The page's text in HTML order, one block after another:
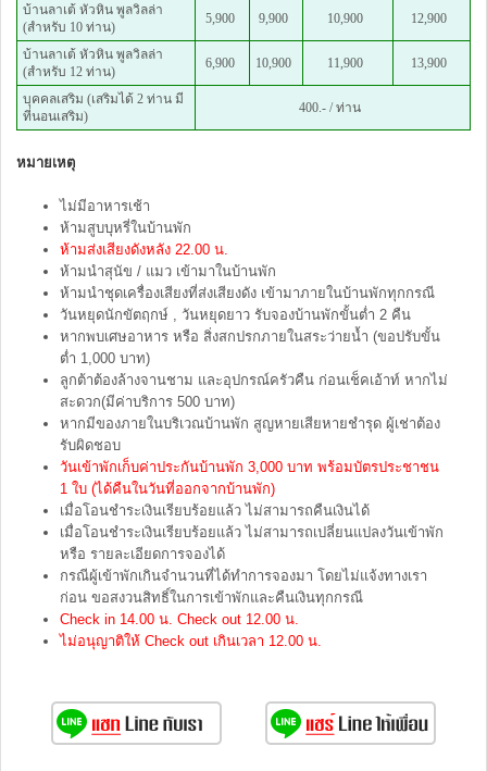
บ้านลาเต้ หัวหิน พูลวิลล่า
(สำหรับ 10 ท่าน)
5,900 9,900 10,900 12,900
บ้านลาเต้ หัวหิน พูลวิลล่า
(สำหรับ 12 ท่าน)
6,900 10,900 11,900 13,900
บุคคลเสริม (เสริมได้ 2 ท่าน มี
ที่นอนเสริม)
400.- / ท่าน
หมายเหตุ
ไม่มีอาหารเช้า
ห้ามสูบบุหรี่ในบ้านพัก
ห้ามส่งเสียงดังหลัง 22.00 น.
ห้ามนำสุนัข / แมว เข้ามาในบ้านพัก
ห้ามนำชุดเครื่องเสียงที่ส่งเสียงดัง เข้ามาภายในบ้านพักทุกกรณี
วันหยุดนักขัตฤกษ์ , วันหยุดยาว รับจองบ้านพักขั้นต่ำ 2 คืน
หากพบเศษอาหาร หรือ สิ่งสกปรกภายในสระว่ายน้ำ (ขอปรับขั้น
ต่ำ 1,000 บาท)
ลูกต้าต้องล้างจานชาม และอุปกรณ์ครัวคืน ก่อนเช็คเอ้าท์ หากไม่
สะดวก(มีค่าบริการ 500 บาท)
หากมีของภายในบริเวณบ้านพัก สูญหายเสียหายชำรุด ผู้เช่าต้อง
รับผิดชอบ
วันเข้าพักเก็บค่าประกันบ้านพัก 3,000 บาท พร้อมบัตรประชาชน
1 ใบ (ได้คืนในวันที่ออกจากบ้านพัก)
เมื่อโอนชำระเงินเรียบร้อยแล้ว ไม่สามารถคืนเงินได้
เมื่อโอนชำระเงินเรียบร้อยแล้ว ไม่สามารถเปลี่ยนแปลงวันเข้าพัก
หรือ รายละเอียดการจองได้
กรณีผู้เข้าพักเกินจำนวนที่ได้ทำการจองมา โดยไม่แจ้งทางเรา
ก่อน ขอสงวนสิทธิ์ในการเข้าพักและคืนเงินทุกกรณี
Check in 14.00 น. Check out 12.00 น.
ไม่อนุญาติให้ Check out เกินเวลา 12.00 น.